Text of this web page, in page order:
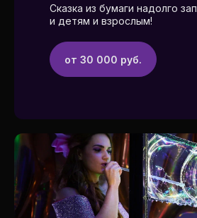
Сказка из бумаги надолго
и детям и взрослым!
от 30 000 руб.